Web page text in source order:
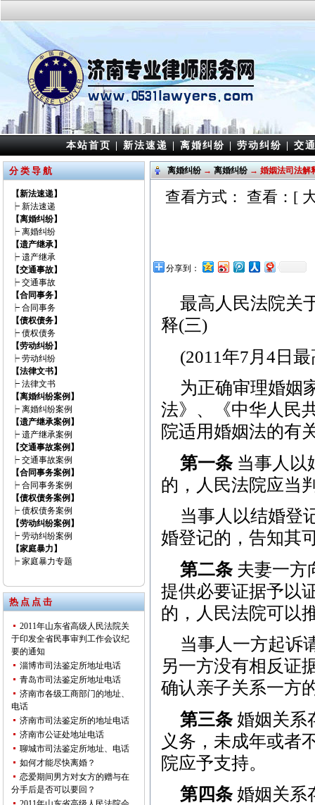
本站首页|新法速递|离婚纠纷|劳动纠纷|交
分 类 导 航
【新法速递】
┝ 新法速递
【离婚纠纷】
┝ 离婚纠纷
【遗产继承】
┝ 遗产继承
【交通事故】
┝ 交通事故
【合同事务】
┝ 合同事务
【债权债务】
┝ 债权债务
【劳动纠纷】
┝ 劳动纠纷
【法律文书】
┝ 法律文书
【离婚纠纷案例】
┝ 离婚纠纷案例
【遗产继承案例】
┝ 遗产继承案例
【交通事故案例】
┝ 交通事故案例
【合同事务案例】
┝ 合同事务案例
【债权债务案例】
┝ 债权债务案例
【劳动纠纷案例】
┝ 劳动纠纷案例
【家庭暴力】
┝ 家庭暴力专题
热 点 点 击
2011年山东省高级人民法院关
于印发全省民事审判工作会议纪
要的通知
淄博市司法鉴定所地址电话
青岛市司法鉴定所地址电话
济南市各级工商部门的地址、
电话
济南市司法鉴定所的地址电话
济南市公证处地址电话
聊城市司法鉴定所地址、电话
如何才能尽快离婚？
恋爱期间男方对女方的赠与在
分手后是否可以要回？
离婚纠纷→离婚纠纷→ 婚姻法司法解
查看方式： 查看：[
分享到：
最高人民法院关
释(三)
(2011年7月4日
为正确审理婚姻
法》、《中华人民
院适用婚姻法的有
第一条当事人以
的，人民法院应当
当事人以结婚登
婚登记的，告知其
第二条夫妻一方
提供必要证据予以
的，人民法院可以
当事人一方起诉
另一方没有相反证
确认亲子关系一方
第三条婚姻关系
义务，未成年或者
院应予支持。
第四条婚姻关系